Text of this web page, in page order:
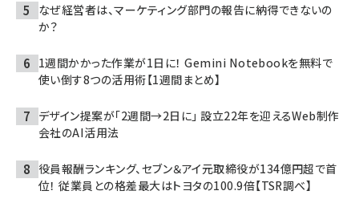
なぜ経営者は、マーケティング部門の報告に納得できないの
か？
1週間かかった作業が1日に！ Gemini Notebookを無料で
使い倒す8つの活用術【1週間まとめ】
デザイン提案が「2週間→2日に」 設立22年を迎えるWeb制作
会社のAI活用法
役員報酬ランキング、セブン＆アイ元取締役が134億円超で首
位！ 従業員との格差最大はトヨタの100.9倍【TSR調べ】